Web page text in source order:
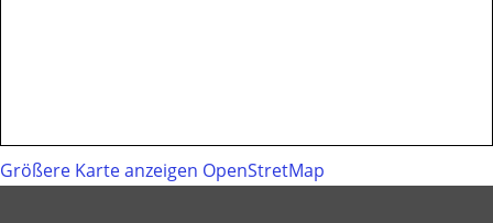
Größere Karte anzeigen OpenStretMap